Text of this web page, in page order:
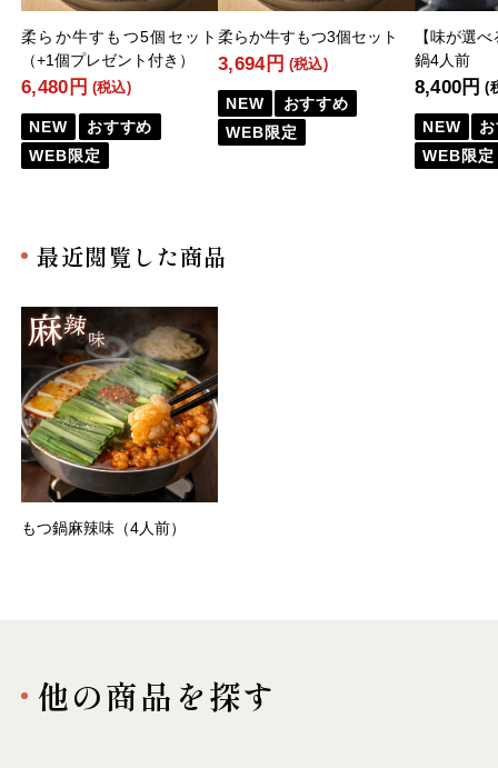
柔らか牛すもつ5個セット
（+1個プレゼント付き）
6,480円 (税込)
NEW
おすすめ
WEB限定
柔らか牛すもつ3個セット
3,694円 (税込)
NEW
おすすめ
WEB限定
【味が選
鍋4人前
8,400円 (
NEW
WEB限定
最近閲覧した商品
もつ鍋麻辣味（4人前）
他の商品を探す